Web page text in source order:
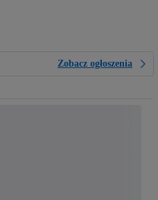
Zobacz ogłoszenia